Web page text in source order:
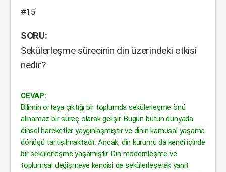
#15
SORU:
Sekülerleşme sürecinin din üzerindeki etkisi
nedir?
CEVAP:
Bilimin ortaya çıktığı bir toplumda sekülerleşme önü
alınamaz bir süreç olarak gelişir. Bugün bütün dünyada
dinsel hareketler yaygınlaşmıştır ve dinin kamusal yaşama
dönüşü tartışılmaktadır. Ancak, din kurumu da kendi içinde
bir sekülerleşme yaşamıştır. Din modernleşme ve
toplumsal değişmeye kendisi de sekülerleşerek yanıt